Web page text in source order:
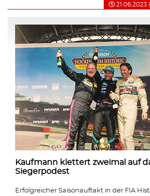
21.06.2023
Kaufmann klettert zweimal auf
Siegerpodest
Erfolgreicher Saisonauftakt in der FIA